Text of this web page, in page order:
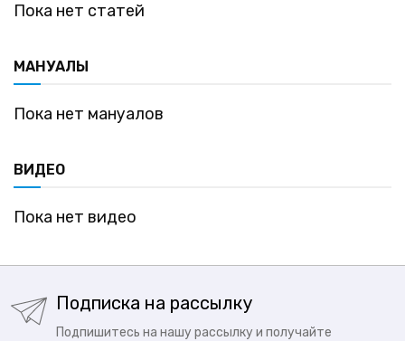
Пока нет статей
МАНУАЛЫ
Пока нет мануалов
ВИДЕО
Пока нет видео
Подписка на рассылку
Подпишитесь на нашу рассылку и получайте